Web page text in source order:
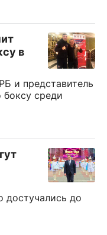
в
и представитель
среди
достучались до